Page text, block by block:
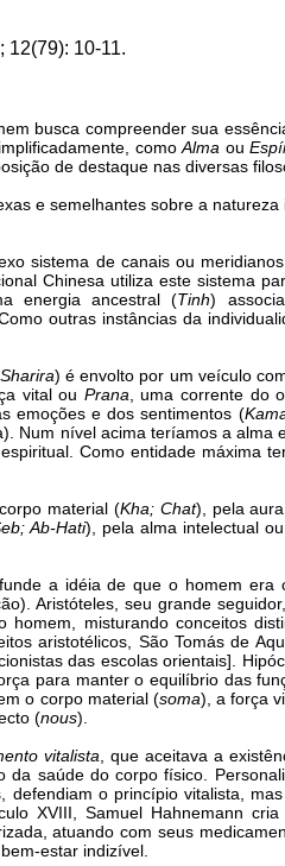
12(79): 10-11.
busca compreender sua
comoAlma ou
de destaque nas diversas
e semelhantes sobre a
sistema de canais ou
Chinesa utiliza este sistema
energia ancestral (Tinh)
outras instâncias da
) é envolto por um veículo
vital ou Prana , uma corrente do
emoções e dos sentimentos (
Num nível acima teríamos a alma
Como entidade máxima
material (Kha; Chat), pela
Ab-Hati), pela alma intelectual
a idéia de que o homem
Aristóteles, seu grande
misturando conceitos
aristotélicos, São Tomás de
das escolas orientais].
para manter o equilíbrio das
o corpo material (soma), a força
(nous).
vitalista , que aceitava a
saúde do corpo físico.
o princípio vitalista,
XVIII, Samuel Hahnemann
atuando com seus
estar indizível.